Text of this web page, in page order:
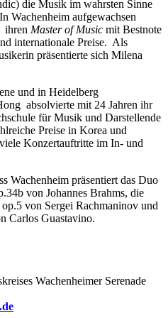
die Musik im wahrsten Sinne
Wachenheim aufgewachsen
ihren Master of Music mit Bestnote
internationale Preise. Als
präsentierte sich Milena
und in Heidelberg
absolvierte mit 24 Jahren ihr
für Musik und Darstellende
Preise in Korea und
Konzertauftritte im In- und
Wachenheim präsentiert das Duo
von Johannes Brahms, die
von Sergei Rachmaninov und
Carlos Guastavino.
Wachenheimer Serenade